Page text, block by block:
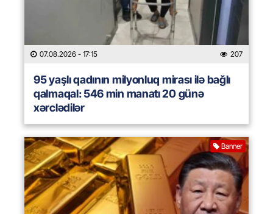
07.08.2026 - 17:15 207
95 yaşlı qadının milyonluq mirası ilə bağlı
qalmaqal: 546 min manatı 20 günə
xərclədilər
Banner